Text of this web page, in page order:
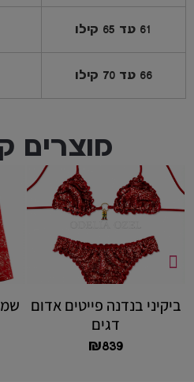
61 עד 65 קילו
66 עד 70 קילו
מוצרים
ביקיני בנדנה פייטים אדום
דגים
₪839